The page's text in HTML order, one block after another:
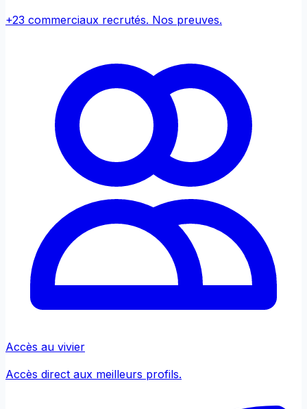
+23 commerciaux recrutés. Nos preuves.
Accès au vivier
Accès direct aux meilleurs profils.